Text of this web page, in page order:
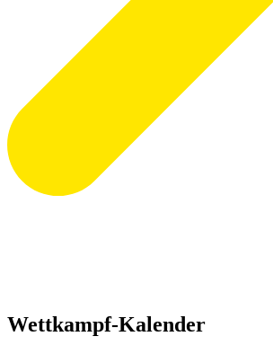
Wettkampf-Kalender